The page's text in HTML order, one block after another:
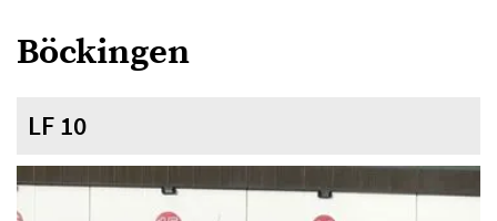
Böckingen
LF 10